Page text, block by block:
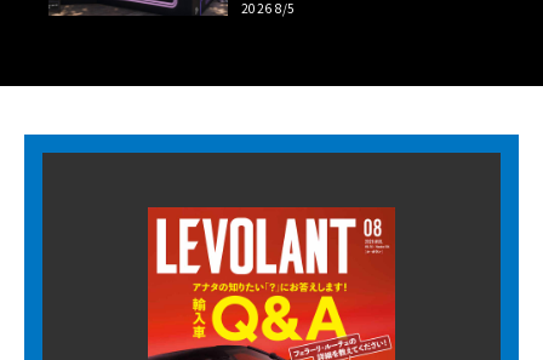
2026 8/5